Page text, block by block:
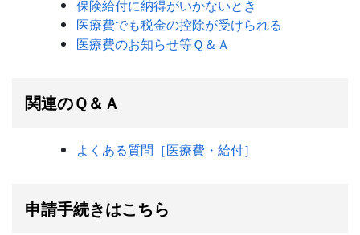
保険給付に納得がいかないとき
医療費でも税金の控除が受けられる
医療費のお知らせ等Ｑ＆Ａ
関連のＱ＆Ａ
よくある質問［医療費・給付］
申請手続きはこちら